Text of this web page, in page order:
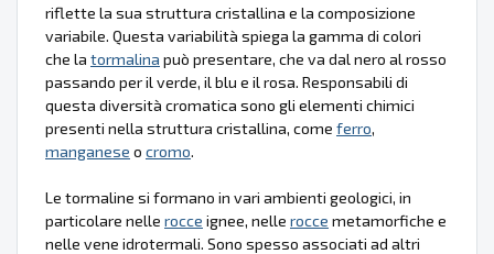
riflette la sua struttura cristallina e la composizione
variabile. Questa variabilità spiega la gamma di colori
che la tormalina può presentare, che va dal nero al rosso
passando per il verde, il blu e il rosa. Responsabili di
questa diversità cromatica sono gli elementi chimici
presenti nella struttura cristallina, come ferro,
manganese o cromo.
Le tormaline si formano in vari ambienti geologici, in
particolare nelle rocce ignee, nelle rocce metamorfiche e
nelle vene idrotermali. Sono spesso associati ad altri